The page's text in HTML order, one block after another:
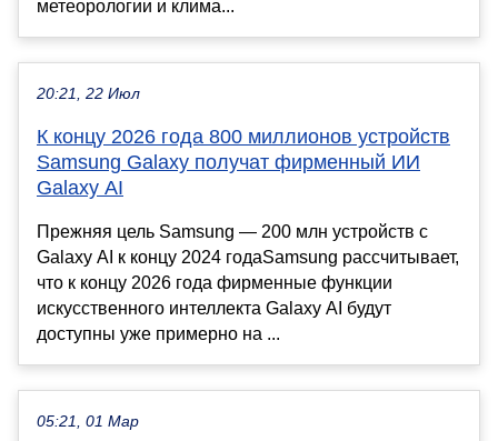
метеорологии и клима...
20:21, 22 Июл
К концу 2026 года 800 миллионов устройств
Samsung Galaxy получат фирменный ИИ
Galaxy AI
Прежняя цель Samsung — 200 млн устройств с
Galaxy AI к концу 2024 годаSamsung рассчитывает,
что к концу 2026 года фирменные функции
искусственного интеллекта Galaxy AI будут
доступны уже примерно на ...
05:21, 01 Мар